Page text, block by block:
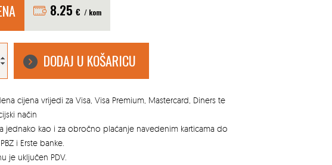
8.25 € / kom
DODAJ U KOŠARICU
cijena vrijedi za Visa, Visa Premium, Mastercard, Diners te
način
jednako kao i za obročno plaćanje navedenim karticama do
i Erste banke.
je uključen PDV.